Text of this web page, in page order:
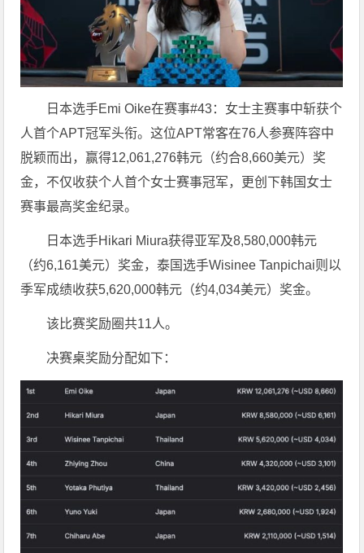
日本选手Emi Oike在赛事#43：女士主赛事中斩获个
人首个APT冠军头衔。这位APT常客在76人参赛阵容中
脱颖而出，赢得12,061,276韩元（约合8,660美元）奖
金，不仅收获个人首个女士赛事冠军，更创下韩国女士
赛事最高奖金纪录。
日本选手Hikari Miura获得亚军及8,580,000韩元
（约6,161美元）奖金，泰国选手Wisinee Tanpichai则以
季军成绩收获5,620,000韩元（约4,034美元）奖金。
该比赛奖励圈共11人。
决赛桌奖励分配如下：